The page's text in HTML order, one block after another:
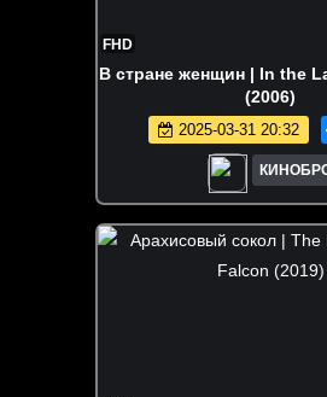
FHD
В стране женщин | In the
(2006)
2025-03-31 20:32